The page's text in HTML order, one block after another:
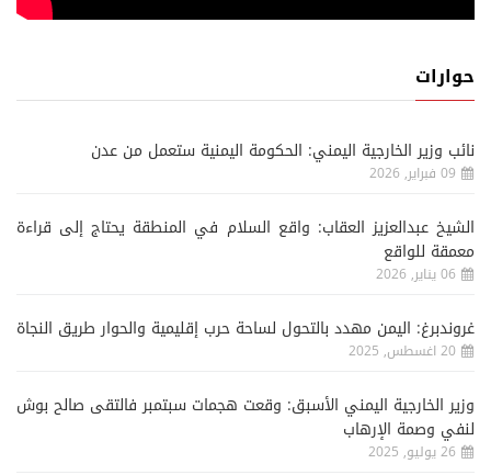
حوارات
نائب وزير الخارجية اليمني: الحكومة اليمنية ستعمل من عدن
09 فبراير, 2026
الشيخ عبدالعزيز العقاب: واقع السلام في المنطقة يحتاج إلى قراءة
معمقة للواقع
06 يناير, 2026
غروندبرغ: اليمن مهدد بالتحول لساحة حرب إقليمية والحوار طريق النجاة
20 اغسطس, 2025
وزير الخارجية اليمني الأسبق: وقعت هجمات سبتمبر فالتقى صالح بوش
لنفي وصمة الإرهاب
26 يوليو, 2025